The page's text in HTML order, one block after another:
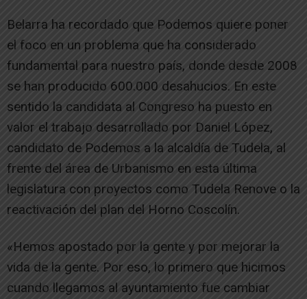
Belarra ha recordado que Podemos quiere poner
el foco en un problema que ha considerado
fundamental para nuestro país, donde desde 2008
se han producido 600.000 desahucios. En este
sentido la candidata al Congreso ha puesto en
valor el trabajo desarrollado por Daniel López,
candidato de Podemos a la alcaldía de Tudela, al
frente del área de Urbanismo en esta última
legislatura con proyectos como Tudela Renove o la
reactivación del plan del Horno Coscolín.
«Hemos apostado por la gente y por mejorar la
vida de la gente. Por eso, lo primero que hicimos
cuando llegamos al ayuntamiento fue cambiar